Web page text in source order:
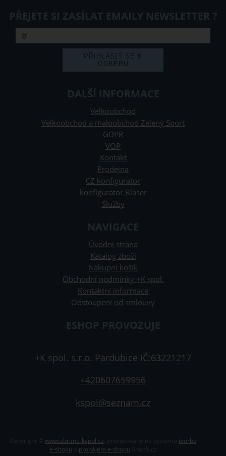
PŘEJETE SI ZASÍLAT EMAILY NEWSLETTER ?
DALŠÍ INFORMACE
Velkoobchod
Velkoobchod a maloobchod Zelený Sport
GDPR
VOP
Kontakt
Prodejna
CZ konfigurator
konfigurátor Blaser
Služby
NAVIGACE
Úvodní strana
Katalog zboží
Nákupní košík
Obchodní podmínky +K spol.
Kontaktní informace
Odstoupení od smlouvy
ESHOP PROVOZUJE
+K spol. s.r.o. Pardubice IČ:63221217
+420607659956
kspol@seznam.cz
Copyright © www.zbrane-kspol.cz
tvorba
e-shopu
pronájem e-shopu